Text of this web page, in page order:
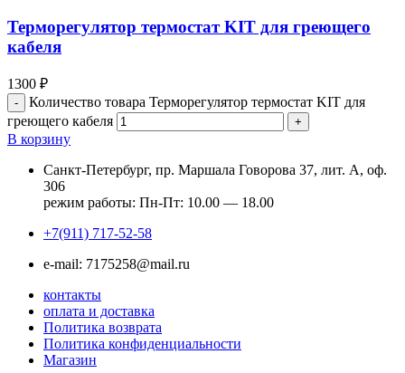
Терморегулятор термостат KIT для греющего
кабеля
1300 ₽
Количество товара Терморегулятор термостат KIT для
греющего кабеля
В корзину
Санкт-Петербург, пр. Маршала Говорова 37, лит. А, оф.
306
режим работы: Пн-Пт: 10.00 — 18.00
+7(911) 717-52-58
e-mail: 7175258@mail.ru
контакты
оплата и доставка
Политика возврата
Политика конфиденциальности
Магазин